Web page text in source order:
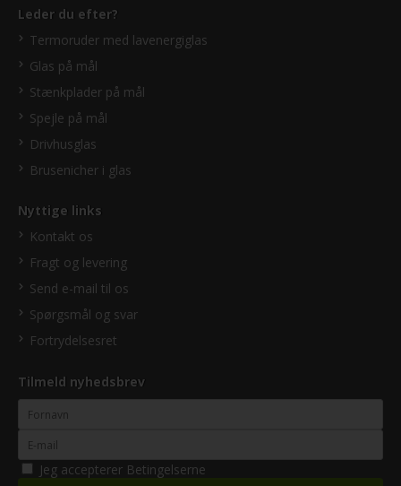
Leder du efter?
Termoruder med lavenergiglas
Glas på mål
Stænkplader på mål
Spejle på mål
Drivhusglas
Brusenicher i glas
Nyttige links
Kontakt os
Fragt og levering
Send e-mail til os
Spørgsmål og svar
Fortrydelsesret
Tilmeld nyhedsbrev
Jeg accepterer Betingelserne